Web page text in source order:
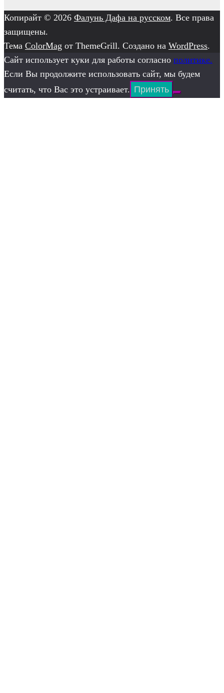
Копирайт © 2026 Фалунь Дафа на русском. Все права
защищены.
Тема ColorMag от ThemeGrill. Создано на WordPress.
Сайт использует куки для работы согласно политике.
Если Вы продолжите использовать сайт, мы будем
считать, что Вас это устраивает. Принять